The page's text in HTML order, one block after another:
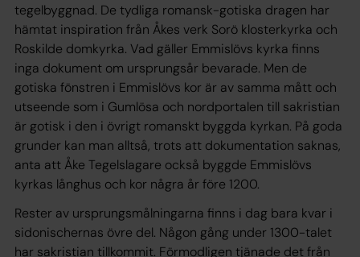
tegelbyggnad. De tydliga romansk-gotiska dragen har
hämtat inspiration från Åkes verk Sorö klosterkyrka och
Roskilde domkyrka. Vad gäller Emmislövs kyrka finns
inga dokument om ursprungsår bevarade. Men de
gotiska fönstren i Emmislövs kor är av samma mått och
utseende som i Gumlösa och nordportalen till sakristian
är gotisk i den i övrigt romanskt byggda kyrkan. På goda
grunder kan man alltså, trots att dokumentation saknas,
anta att Åke Tegelslagare också byggde Emmislövs
kyrkas långhus och kor några år före 1200.
Rester av ursprungsmålningarna finns i dag bara kvar i
sidonischernas övre del. Någon gång under 1300-talet
har sakristian tillkommit. Förmodligen tjänade det från